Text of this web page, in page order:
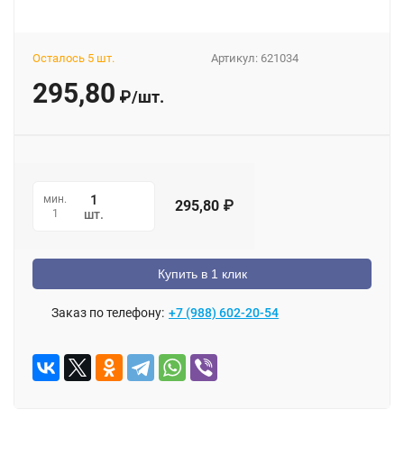
Артикул: 621034
Осталось 5 шт.
295,80 ₽/шт.
мин.
1
шт. 295,80 ₽
Купить в 1 клик
Заказ по телефону: +7 (988) 602-20-54